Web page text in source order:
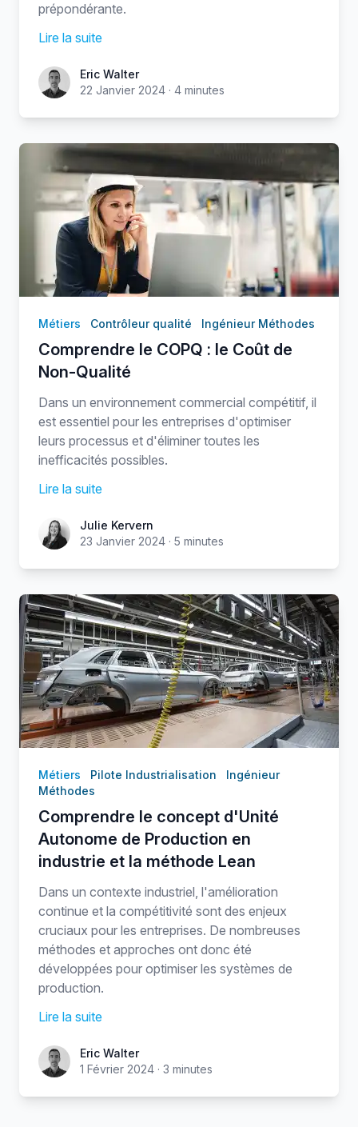
prépondérante.
Lire la suite
Eric WalterEric Walter
22 Janvier 2024 · 4 minutes
Métiers Contrôleur qualité Ingénieur Méthodes
Comprendre le COPQ : le Coût de
Non-Qualité
Dans un environnement commercial compétitif, il
est essentiel pour les entreprises d'optimiser
leurs processus et d'éliminer toutes les
inefficacités possibles.
Lire la suite
Julie KervernJulie Kervern
23 Janvier 2024 · 5 minutes
Métiers Pilote Industrialisation
Ingénieur
Méthodes
Comprendre le concept d'Unité
Autonome de Production en
industrie et la méthode Lean
Dans un contexte industriel, l'amélioration
continue et la compétitivité sont des enjeux
cruciaux pour les entreprises. De nombreuses
méthodes et approches ont donc été
développées pour optimiser les systèmes de
production.
Lire la suite
Eric WalterEric Walter
1 Février 2024 · 3 minutes